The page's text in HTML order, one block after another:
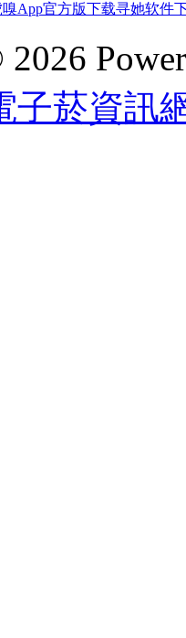
嗅App官方版下载寻她软件
子菸資訊